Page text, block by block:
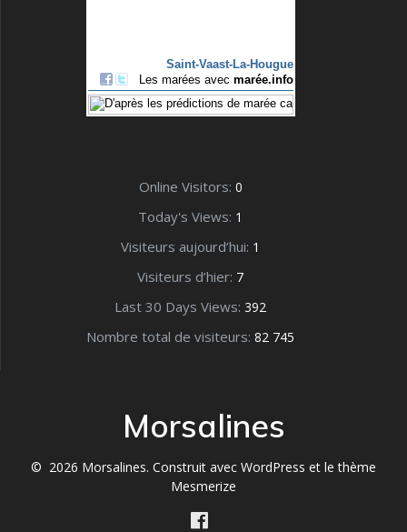
Online Visitors: 0
Today's Views: 1
Visiteurs aujourd’hui: 1
Visiteurs d’hier: 7
Last 30 Days Views: 392
Nombre total de visiteurs: 82 745
Morsalines
© 2026 Morsalines. Construit avec WordPress et lethème
Mesmerize